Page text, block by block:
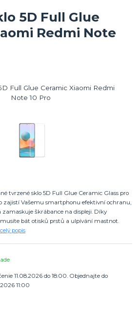
5D Full Glue
Redmi Note
tvrzené sklo 5D Full Glue Ceramic Glass pro
zajistí Vašemu smartphonu efektivní ochranu,
škrábance na displeji. Díky
bát otisků prstů a ulpívání mastnot.
celý popis
11.08.2026 do 18:00. Objednajte do
11:00